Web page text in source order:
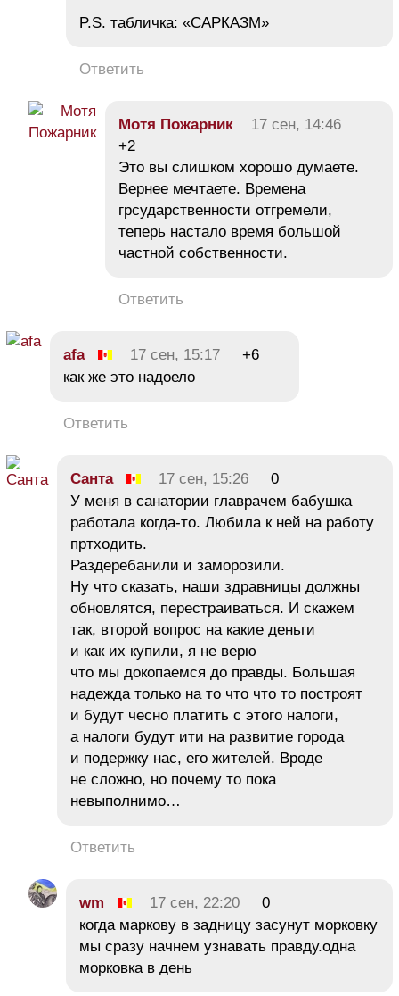
P.S. табличка: «САРКАЗМ»
Ответить
Мотя Пожарник
17 сен, 14:46
+2
Это вы слишком хорошо думаете.
Вернее мечтаете. Времена
грсударственности отгремели,
теперь настало время большой
частной собственности.
Ответить
afa 17 сен, 15:17
+6
как же это надоело
Ответить
Санта 17 сен, 15:26
0
У меня в санатории главрачем бабушка
работала когда-то. Любила к ней на работу
пртходить.
Раздеребанили и заморозили.
Ну что сказать, наши здравницы должны
обновлятся, перестраиваться. И скажем
так, второй вопрос на какие деньги
и как их купили, я не верю
что мы докопаемся до правды. Большая
надежда только на то что что то построят
и будут чесно платить с этого налоги,
а налоги будут ити на развитие города
и подержку нас, его жителей. Вроде
не сложно, но почему то пока
невыполнимо…
Ответить
wm 17 сен, 22:20
0
когда маркову в задницу засунут морковку
мы сразу начнем узнавать правду.одна
морковка в день